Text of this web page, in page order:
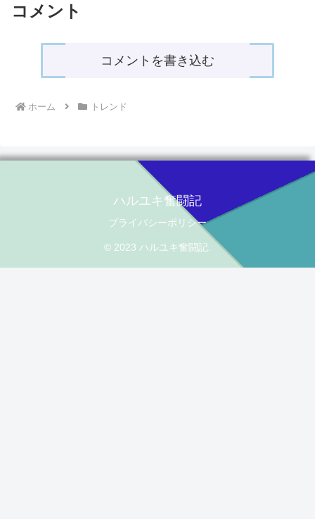
コメント
コメントを書き込む
ホーム トレンド
ハルユキ奮闘記
プライバシーポリシー
© 2023 ハルユキ奮闘記.